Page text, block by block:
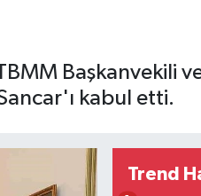
Başkanvekili
kabul etti.
Trend